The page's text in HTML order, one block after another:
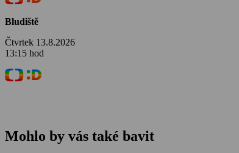
Bludiště
Čtvrtek 13.8.2026
13:15 hod
Mohlo by vás také bavit